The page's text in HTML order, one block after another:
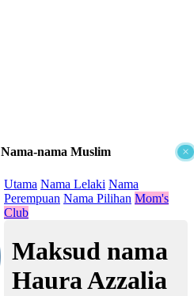
×
Nama-nama Muslim
Utama Nama Lelaki Nama
Perempuan Nama Pilihan Mom's
Club
Maksud nama
Haura Azzalia